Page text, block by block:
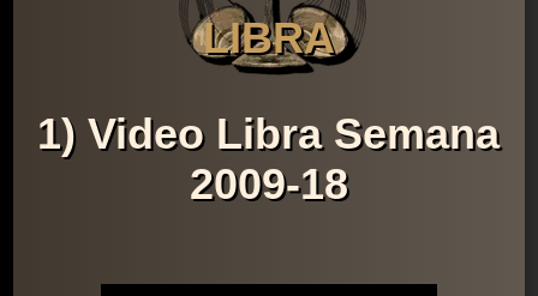
LIBRA
1) Video Libra Semana
2009-18